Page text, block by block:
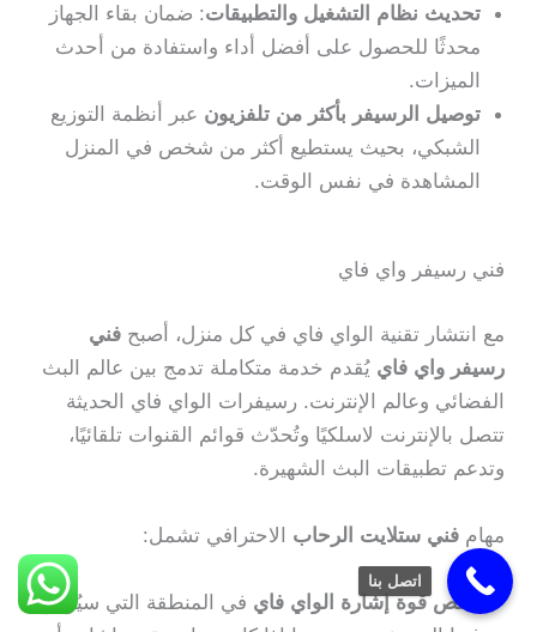
تحديث نظام التشغيل والتطبيقات: ضمان بقاء الجهاز
محدثًا للحصول على أفضل أداء واستفادة من أحدث
الميزات.
توصيل الرسيفر بأكثر من تلفزيون عبر أنظمة التوزيع
الشبكي، بحيث يستطيع أكثر من شخص في المنزل
المشاهدة في نفس الوقت.
فني رسيفر واي فاي
مع انتشار تقنية الواي فاي في كل منزل، أصبح فني
رسيفر واي فاي يُقدم خدمة متكاملة تدمج بين عالم البث
الفضائي وعالم الإنترنت. رسيفرات الواي فاي الحديثة
تتصل بالإنترنت لاسلكيًا وتُحدّث قوائم القنوات تلقائيًا،
وتدعم تطبيقات البث الشهيرة.
مهام فني ستلايت الرحاب الاحترافي تشمل:
فحص قوة إشارة الواي فاي في المنطقة التي سيُوضع
اتصل بنا